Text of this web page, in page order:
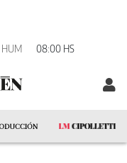
HUM 08:00 HS